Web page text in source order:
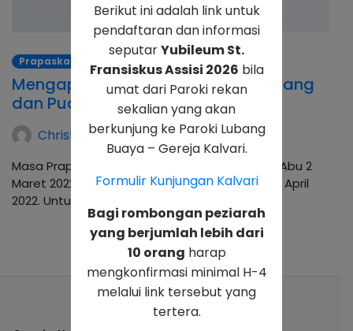
Prapaskah
Mengapa Umat Katolik Wajib Pantang
dan Puasa di Masa PraPaskah?
Christina Andhika Setyanti
Masa Prapaskah dimulai sejak Hari Raya Rabu Abu 2
Maret 2022 sampai Sabtu Suci pada Sabtu, 16 April
2022. Untuk…
Berikut ini adalah link untuk
pendaftaran dan informasi
seputarYubileum St.
Fransiskus Assisi 2026 bila
umat dari Paroki rekan
sekalian yang akan
berkunjung ke Paroki Lubang
Buaya – Gereja Kalvari.
Formulir Kunjungan Kalvari
Bagi rombongan peziarah
yang berjumlah lebih dari
10 orang harap
mengkonfirmasi minimal H-4
melalui link tersebut yang
tertera.